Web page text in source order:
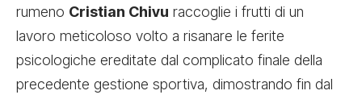
rumeno Cristian Chivu raccoglie i frutti di un
lavoro meticoloso volto a risanare le ferite
psicologiche ereditate dal complicato finale della
precedente gestione sportiva, dimostrando fin dal